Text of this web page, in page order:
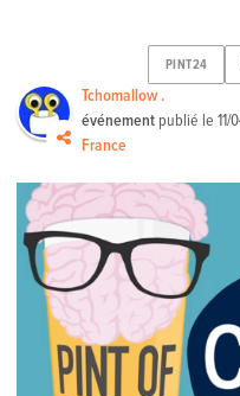
PINT24
Tchomallow .
événement publié le11/
France